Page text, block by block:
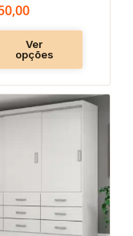
Ver
opções
do
Faixa
através
Este
produto
várias
variantes.
As
opções